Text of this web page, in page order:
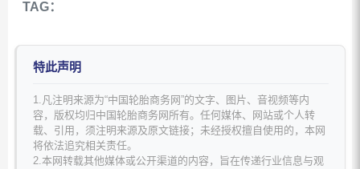
TAG：
特此声明
1.凡注明来源为“中国轮胎商务网”的文字、图片、音视频等内
容，版权均归中国轮胎商务网所有。任何媒体、网站或个人转
载、引用，须注明来源及原文链接；未经授权擅自使用的，本网
将依法追究相关责任。
2.本网转载其他媒体或公开渠道的内容，旨在传递行业信息与观